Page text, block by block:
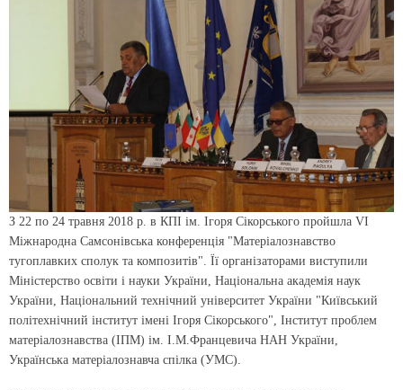
З 22 по 24 травня 2018 р. в КПІ ім. Ігоря Сікорського пройшла VI
Міжнародна Самсонівська конференція "Матеріалознавство
тугоплавких сполук та композитів". Її організаторами виступили
Міністерство освіти і науки України, Національна академія наук
України, Національний технічний університет України "Київський
політехнічний інститут імені Ігоря Сікорського", Інститут проблем
матеріалознавства (ІПМ) ім. І.М.Францевича НАН України,
Українська матеріалознавча спілка (УМС).